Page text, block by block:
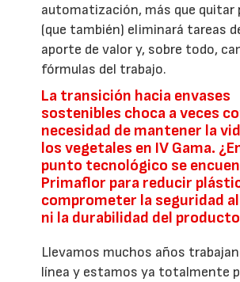
automatización, más que quitar
(que también) eliminará tareas
aporte de valor y, sobre todo,
fórmulas del trabajo.
La transición hacia envases
sostenibles choca a veces
necesidad de mantener la
los vegetales en IV Gama.
punto tecnológico se
Primaflor para reducir
comprometer la seguridad
ni la durabilidad del
Llevamos muchos años
línea y estamos ya totalmente